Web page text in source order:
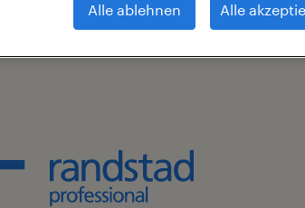
Alle ablehnen Alle